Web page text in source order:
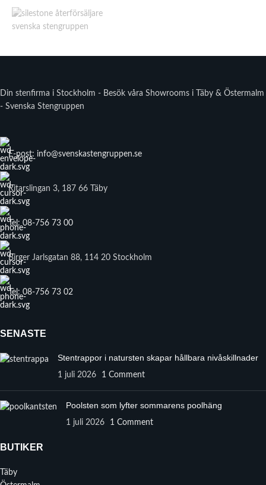
Din stenfirma i Stockholm - Besök våra Showrooms i Täby & Östermalm
- Svenska Stengruppen
E-post: info@svenskastengruppen.se
Ritarslingan 3, 187 66 Täby
Tel: 08-756 73 00
Birger Jarlsgatan 88, 114 20 Stockholm
Tel: 08-756 73 02
SENASTE
Stentrappor i natursten skapar hållbara nivåskillnader
1 juli 2026 1 Comment
Poolsten som lyfter sommarens poolhäng
1 juli 2026 1 Comment
BUTIKER
Täby